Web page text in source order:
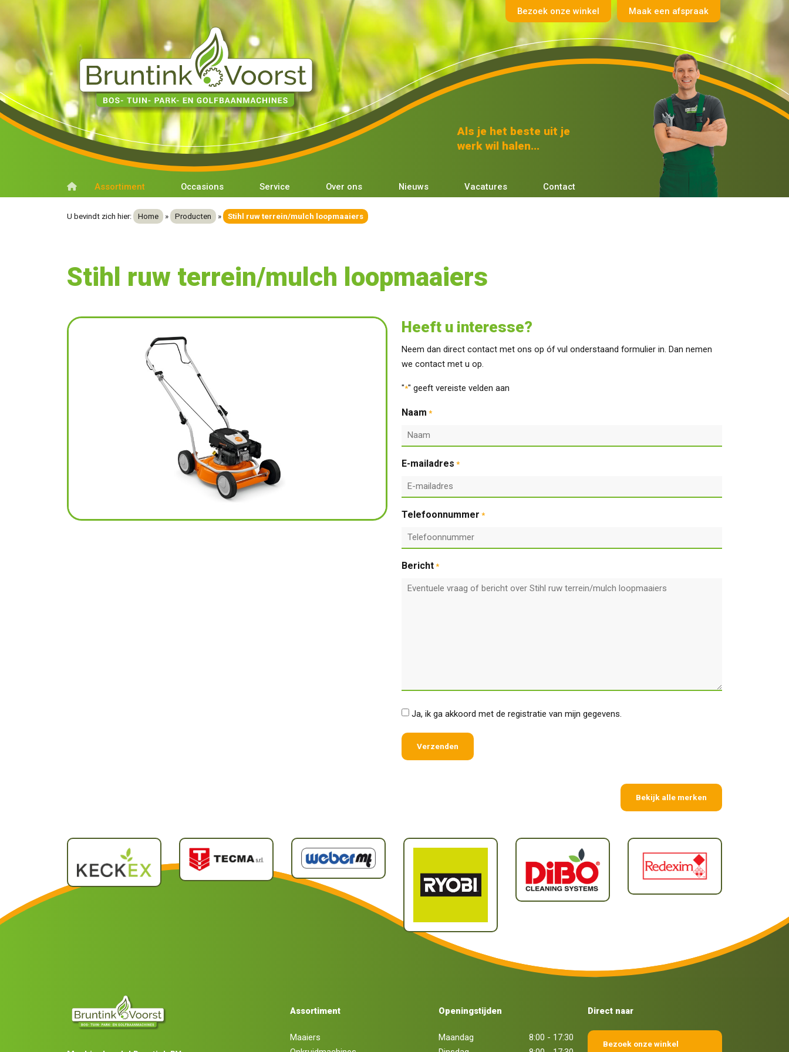
Bezoek onze winkel Maak een afspraak
Als je het beste uit je
werk wil halen...
Assortiment Occasions Service Over ons Nieuws Vacatures Contact
U bevindt zich hier: Home » Producten » Stihl ruw terrein/mulch loopmaaiers
Stihl ruw terrein/mulch loopmaaiers
Heeft u interesse?
Neem dan direct contact met ons op óf vul onderstaand formulier in. Dan nemen
we contact met u op.
"*" geeft vereiste velden aan
Naam *
E-mailadres *
Telefoonnummer *
Bericht *
Ja, ik ga akkoord met de registratie van mijn gegevens.
Bekijk alle merken
Assortiment
Maaiers
Openingstijden
Maandag
8:00 - 17:30
Direct naar
Bezoek onze winkel